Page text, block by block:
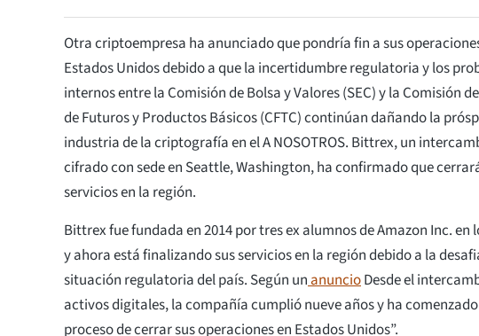
Otra criptoempresa ha anunciado que pondría fin a sus
Estados Unidos debido a que la incertidumbre regulatoria y los
internos entre la Comisión de Bolsa y Valores (SEC) y la Comisión
de Futuros y Productos Básicos (CFTC) continúan dañando la
industria de la criptografía en el A NOSOTROS. Bittrex, un
cifrado con sede en Seattle, Washington, ha confirmado que
servicios en la región.
Bittrex fue fundada en 2014 por tres ex alumnos de Amazon Inc. en
y ahora está finalizando sus servicios en la región debido a la
situación regulatoria del país. Según un anuncioDesde el
activos digitales, la compañía cumplió nueve años y ha comenzado
proceso de cerrar sus operaciones en Estados Unidos”.